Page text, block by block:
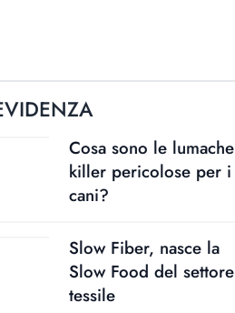
Cosa sono le lumache
killer pericolose per i
cani?
Slow Fiber, nasce la
Slow Food del settore
tessile